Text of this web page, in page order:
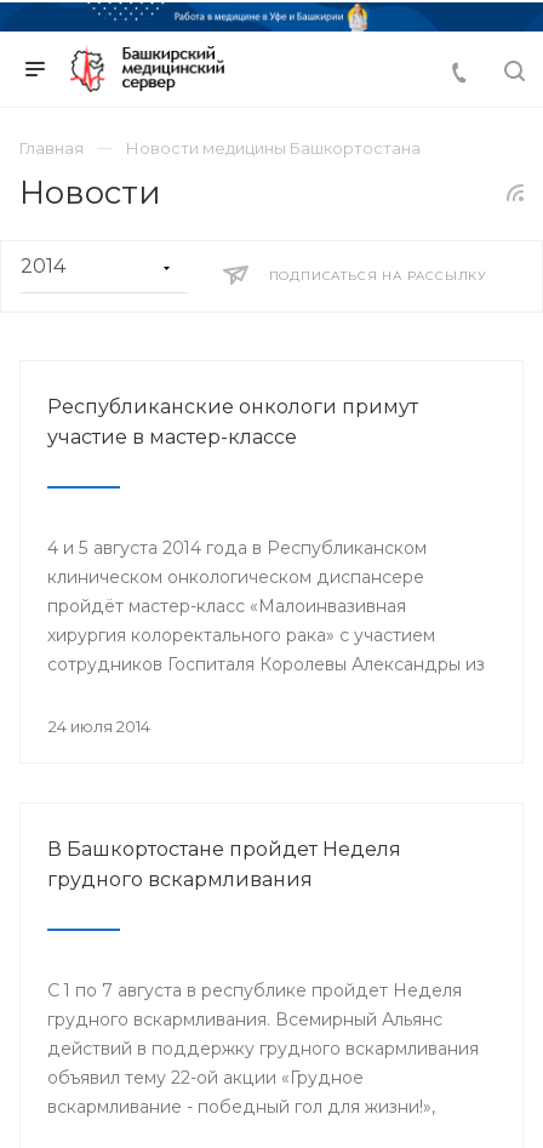
Главная Новости медицины Башкортостана
Новости
ПОДПИСАТЬСЯ НА РАССЫЛКУ
Республиканские онкологи примут
участие в мастер-классе
4 и 5 августа 2014 года в Республиканском
клиническом онкологическом диспансере
пройдёт мастер-класс «Малоинвазивная
хирургия колоректального рака» с участием
сотрудников Госпиталя Королевы Александры из
24 июля 2014
В Башкортостане пройдет Неделя
грудного вскармливания
С 1 по 7 августа в республике пройдет Неделя
грудного вскармливания. Всемирный Альянс
действий в поддержку грудного вскармливания
объявил тему 22-ой акции «Грудное
вскармливание - победный гол для жизни!»,